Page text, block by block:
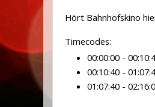
Hört Bahnhofskino
Timecodes:
00:00:00 -
00:10:40 -
01:07:40 -